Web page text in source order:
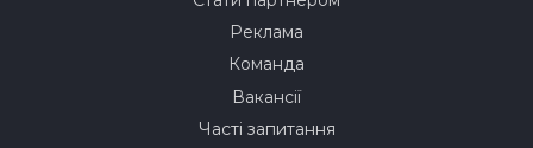
Реклама
Команда
Вакансії
Часті запитання